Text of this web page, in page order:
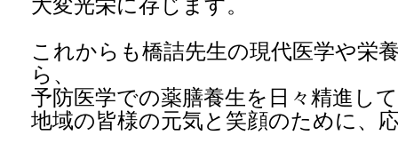
大変光栄に存じます。
これからも橋詰先生の現代医学や栄
ら、
予防医学での薬膳養生を日々精進し
地域の皆様の元気と笑顔のために、